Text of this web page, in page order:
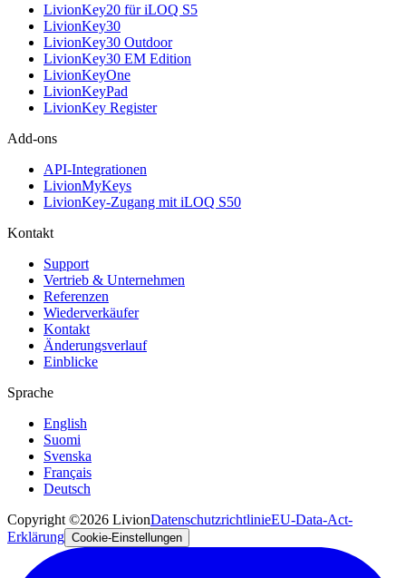
LivionKey20 für iLOQ S5
LivionKey30
LivionKey30 Outdoor
LivionKey30 EM Edition
LivionKeyOne
LivionKeyPad
LivionKey Register
Add-ons
API-Integrationen
LivionMyKeys
LivionKey-Zugang mit iLOQ S50
Kontakt
Support
Vertrieb & Unternehmen
Referenzen
Wiederverkäufer
Kontakt
Änderungsverlauf
Einblicke
Sprache
English
Suomi
Svenska
Français
Deutsch
Copyright ©2026 LivionDatenschutzrichtlinieEU-Data-Act-
Erklärung Cookie-Einstellungen